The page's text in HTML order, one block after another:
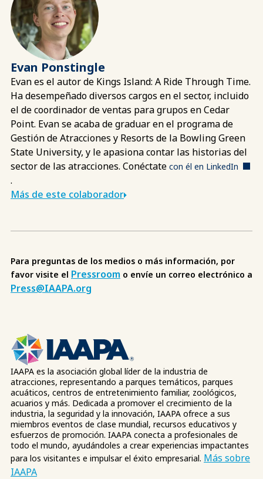
Evan Ponstingle
Evan es el autor de Kings Island: A Ride Through Time.
Ha desempeñado diversos cargos en el sector, incluido
el de coordinador de ventas para grupos en Cedar
Point. Evan se acaba de graduar en el programa de
Gestión de Atracciones y Resorts de la Bowling Green
State University, y le apasiona contar las historias del
sector de las atracciones. Conéctate con él en LinkedIn
.
Más de este colaborador
Para preguntas de los medios o más información, por
favor visite el Pressroom o envíe un correo electrónico a
Press@IAAPA.org
IAAPA es la asociación global líder de la industria de
atracciones, representando a parques temáticos, parques
acuáticos, centros de entretenimiento familiar, zoológicos,
acuarios y más. Dedicada a promover el crecimiento de la
industria, la seguridad y la innovación, IAAPA ofrece a sus
miembros eventos de clase mundial, recursos educativos y
esfuerzos de promoción. IAAPA conecta a profesionales de
todo el mundo, ayudándoles a crear experiencias impactantes
para los visitantes e impulsar el éxito empresarial. Más sobre
IAAPA